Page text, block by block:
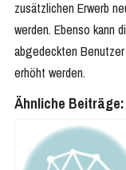
zusätzlichen Erwerb
werden. Ebenso kann
abgedeckten
erhöht werden.
Ähnliche Beiträge: